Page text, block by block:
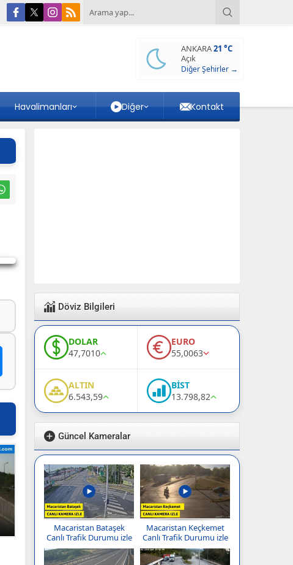
ANKARA21 °C
Açık
Diğer Şehirler →
Havalimanları Diğer Kontakt
Döviz Bilgileri
DOLAR
47,7010
EURO
55,0063
ALTIN
6.543,59
BİST
13.798,82
Güncel Kameralar
Macaristan Bataşek
Canlı Trafik Durumu izle
Macaristan Keçkemet
Canlı Trafik Durumu izle